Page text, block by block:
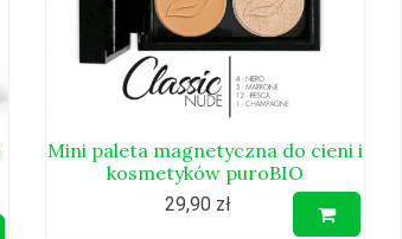
Mini paleta magnetyczna do cieni i
kosmetyków puroBIO
29,90 zł